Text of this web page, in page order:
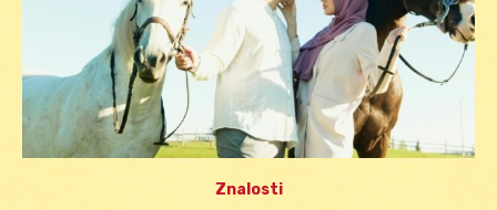
Znalosti